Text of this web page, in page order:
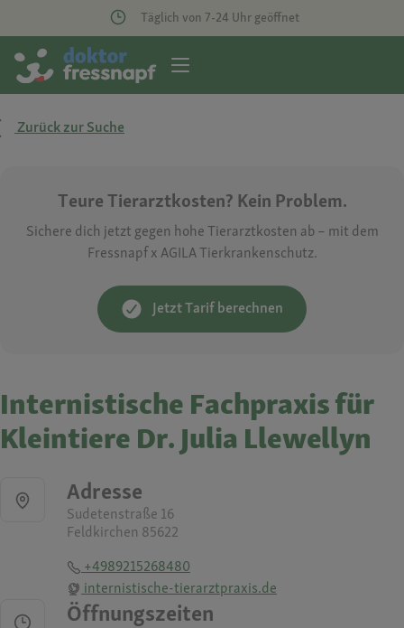
Täglich von 7-24 Uhr geöffnet
Zurück zur Suche
Teure Tierarztkosten? Kein Problem.
Sichere dich jetzt gegen hohe Tierarztkosten ab – mit dem
Fressnapf x AGILA Tierkrankenschutz.
Jetzt Tarif berechnen
Internistische Fachpraxis für
Kleintiere Dr. Julia Llewellyn
Adresse
Sudetenstraße 16
Feldkirchen 85622
+4989215268480
internistische-tierarztpraxis.de
Öffnungszeiten